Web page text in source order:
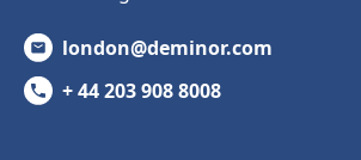
london@deminor.com
+ 44 203 908 8008